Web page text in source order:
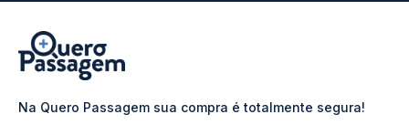
Na Quero Passagem sua compra é totalmente segura!